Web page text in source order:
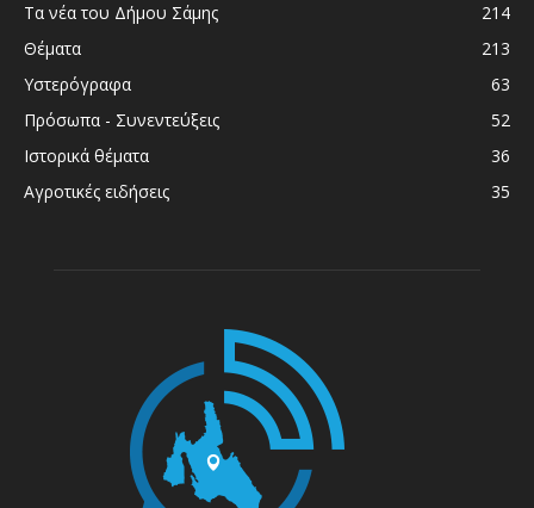
Τα νέα του Δήμου Σάμης
214
Θέματα
213
Υστερόγραφα
63
Πρόσωπα - Συνεντεύξεις
52
Ιστορικά θέματα
36
Αγροτικές ειδήσεις
35